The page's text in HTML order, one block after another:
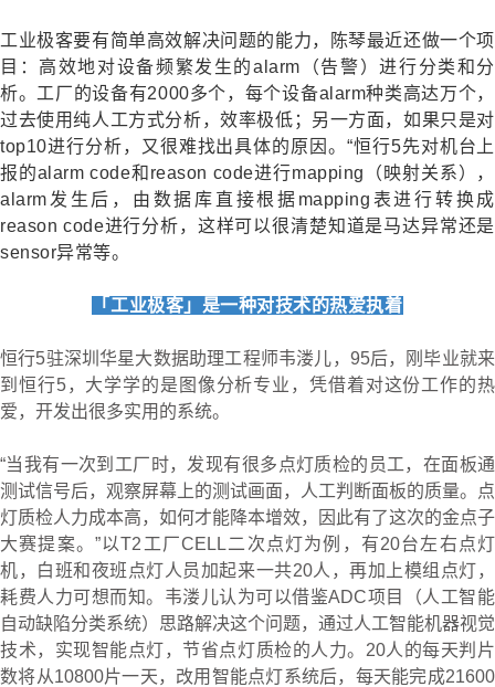
工业极客要有简单高效解决问题的能力，陈琴最近还做一个项
目：高效地对设备频繁发生的alarm （告警）进行分类和分
析。工厂的设备有2000多个，每个设备alarm种类高达万个，
过去使用纯人工方式分析，效率极低；另一方面，如果只是对
top10进行分析，又很难找出具体的原因。 “恒行5先对机台上
报的alarm code和 reason code进行mapping
（映射关系），
alarm 发生后，由数据库直接根据 mapping 表进行转换成
reason code进行分析，这样可以很清楚知道是马达异常还是
sensor异常等。
「工业极客」是一种对技术的热爱执着
恒行5驻深圳华星大数据助理工程师韦溇儿， 95后，刚毕业就来
到恒行5，大学学的是图像分析专业，凭借着对这份工作的热
爱，开发出很多实用的系统。
“当我有一次到工厂时，发现有很多点灯质检的员工，在面板通
测试信号后，观察屏幕上的测试画面，人工判断面板的质量。点
灯质检人力成本高，如何才能降本增效，因此有了这次的金点子
大赛提案。”以T2 工厂CELL二次点灯为例，有20台左右点灯
机，白班和夜班点灯人员加起来一共20人，再加上模组点灯，
耗费人力可想而知。韦溇儿认为可以借鉴ADC项目（人工智能
自动缺陷分类系统）思路解决这个问题，通过人工智能机器视觉
技术，实现智能点灯，节省点灯质检的人力。 20人的每天判片
数将从10800片一天，改用智能点灯系统后，每天能完成21600